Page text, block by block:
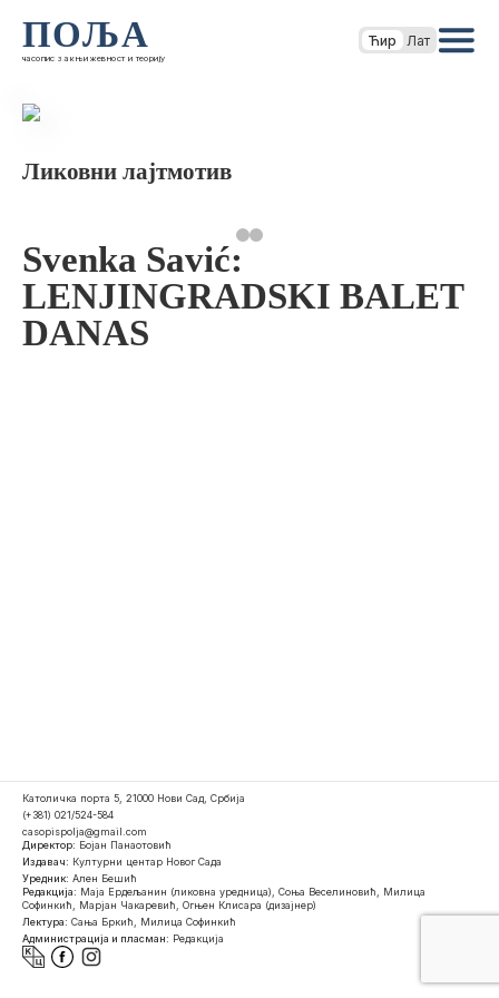
ПОЉА
часопис за књижевност и теорију
Ћир Лат
Ликовни лајтмотив
Svenka Savić:
LENJINGRADSKI BALET
DANAS
Католичка порта 5, 21000 Нови Сад, Србија
(+381) 021/524-584
casopispolja@gmail.com
Директор: Бојан Панаотовић
Издавач: Културни центар Новог Сада
Уредник: Ален Бешић
Редакција: Маја Ердељанин (ликовна уредница), Соња Веселиновић, Милица
Софинкић, Марјан Чакаревић, Огњен Клисара (дизајнер)
Лектура: Сања Бркић, Милица Софинкић
Администрација и пласман: Редакција